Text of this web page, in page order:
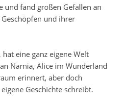
und fand großen Gefallen an
und ihrer
eine ganz eigene Welt
Narnia, Alice im Wunderland
erinnert, aber doch
Geschichte schreibt.